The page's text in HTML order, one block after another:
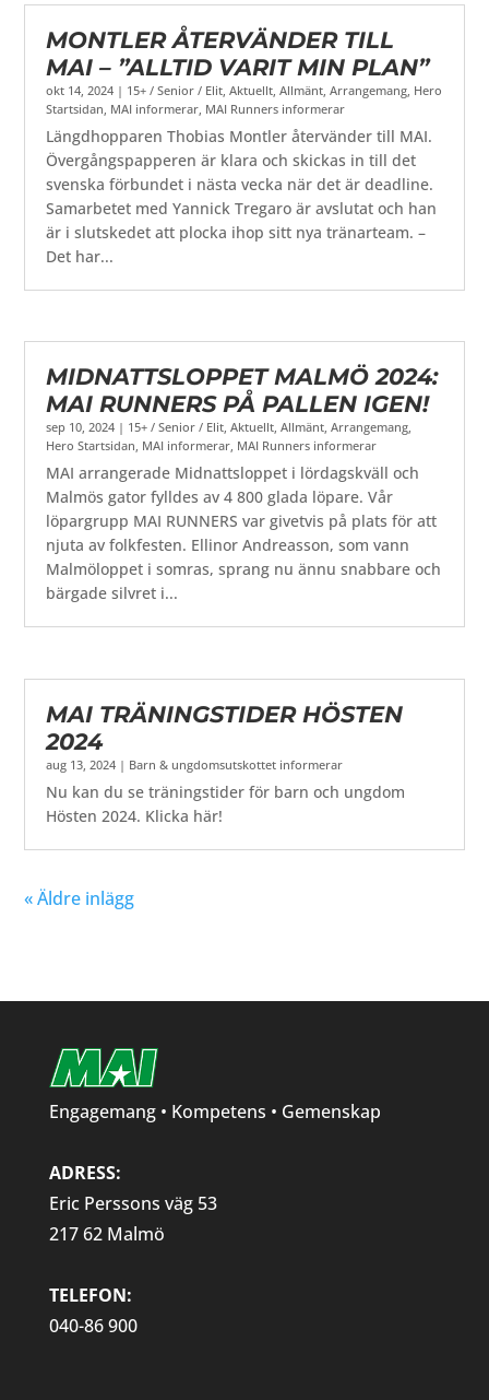
MONTLER ÅTERVÄNDER TILL
MAI – ”ALLTID VARIT MIN PLAN”
okt 14, 2024 | 15+ / Senior / Elit,Aktuellt,Allmänt,Arrangemang, Hero
Startsidan, MAI informerar, MAI Runners informerar
Längdhopparen Thobias Montler återvänder till MAI.
Övergångspapperen är klara och skickas in till det
svenska förbundet i nästa vecka när det är deadline.
Samarbetet med Yannick Tregaro är avslutat och han
är i slutskedet att plocka ihop sitt nya tränarteam. –
Det har...
MIDNATTSLOPPET MALMÖ 2024:
MAI RUNNERS PÅ PALLEN IGEN!
sep 10, 2024 | 15+ / Senior / Elit,Aktuellt,Allmänt,Arrangemang,
Hero Startsidan, MAI informerar, MAI Runners informerar
MAI arrangerade Midnattsloppet i lördagskväll och
Malmös gator fylldes av 4 800 glada löpare. Vår
löpargrupp MAI RUNNERS var givetvis på plats för att
njuta av folkfesten. Ellinor Andreasson, som vann
Malmöloppet i somras, sprang nu ännu snabbare och
bärgade silvret i...
MAI TRÄNINGSTIDER HÖSTEN
2024
aug 13, 2024 | Barn & ungdomsutskottet informerar
Nu kan du se träningstider för barn och ungdom
Hösten 2024. Klicka här!
« Äldre inlägg
Engagemang • Kompetens • Gemenskap
ADRESS:
Eric Perssons väg 53
217 62 Malmö
TELEFON:
040-86 900